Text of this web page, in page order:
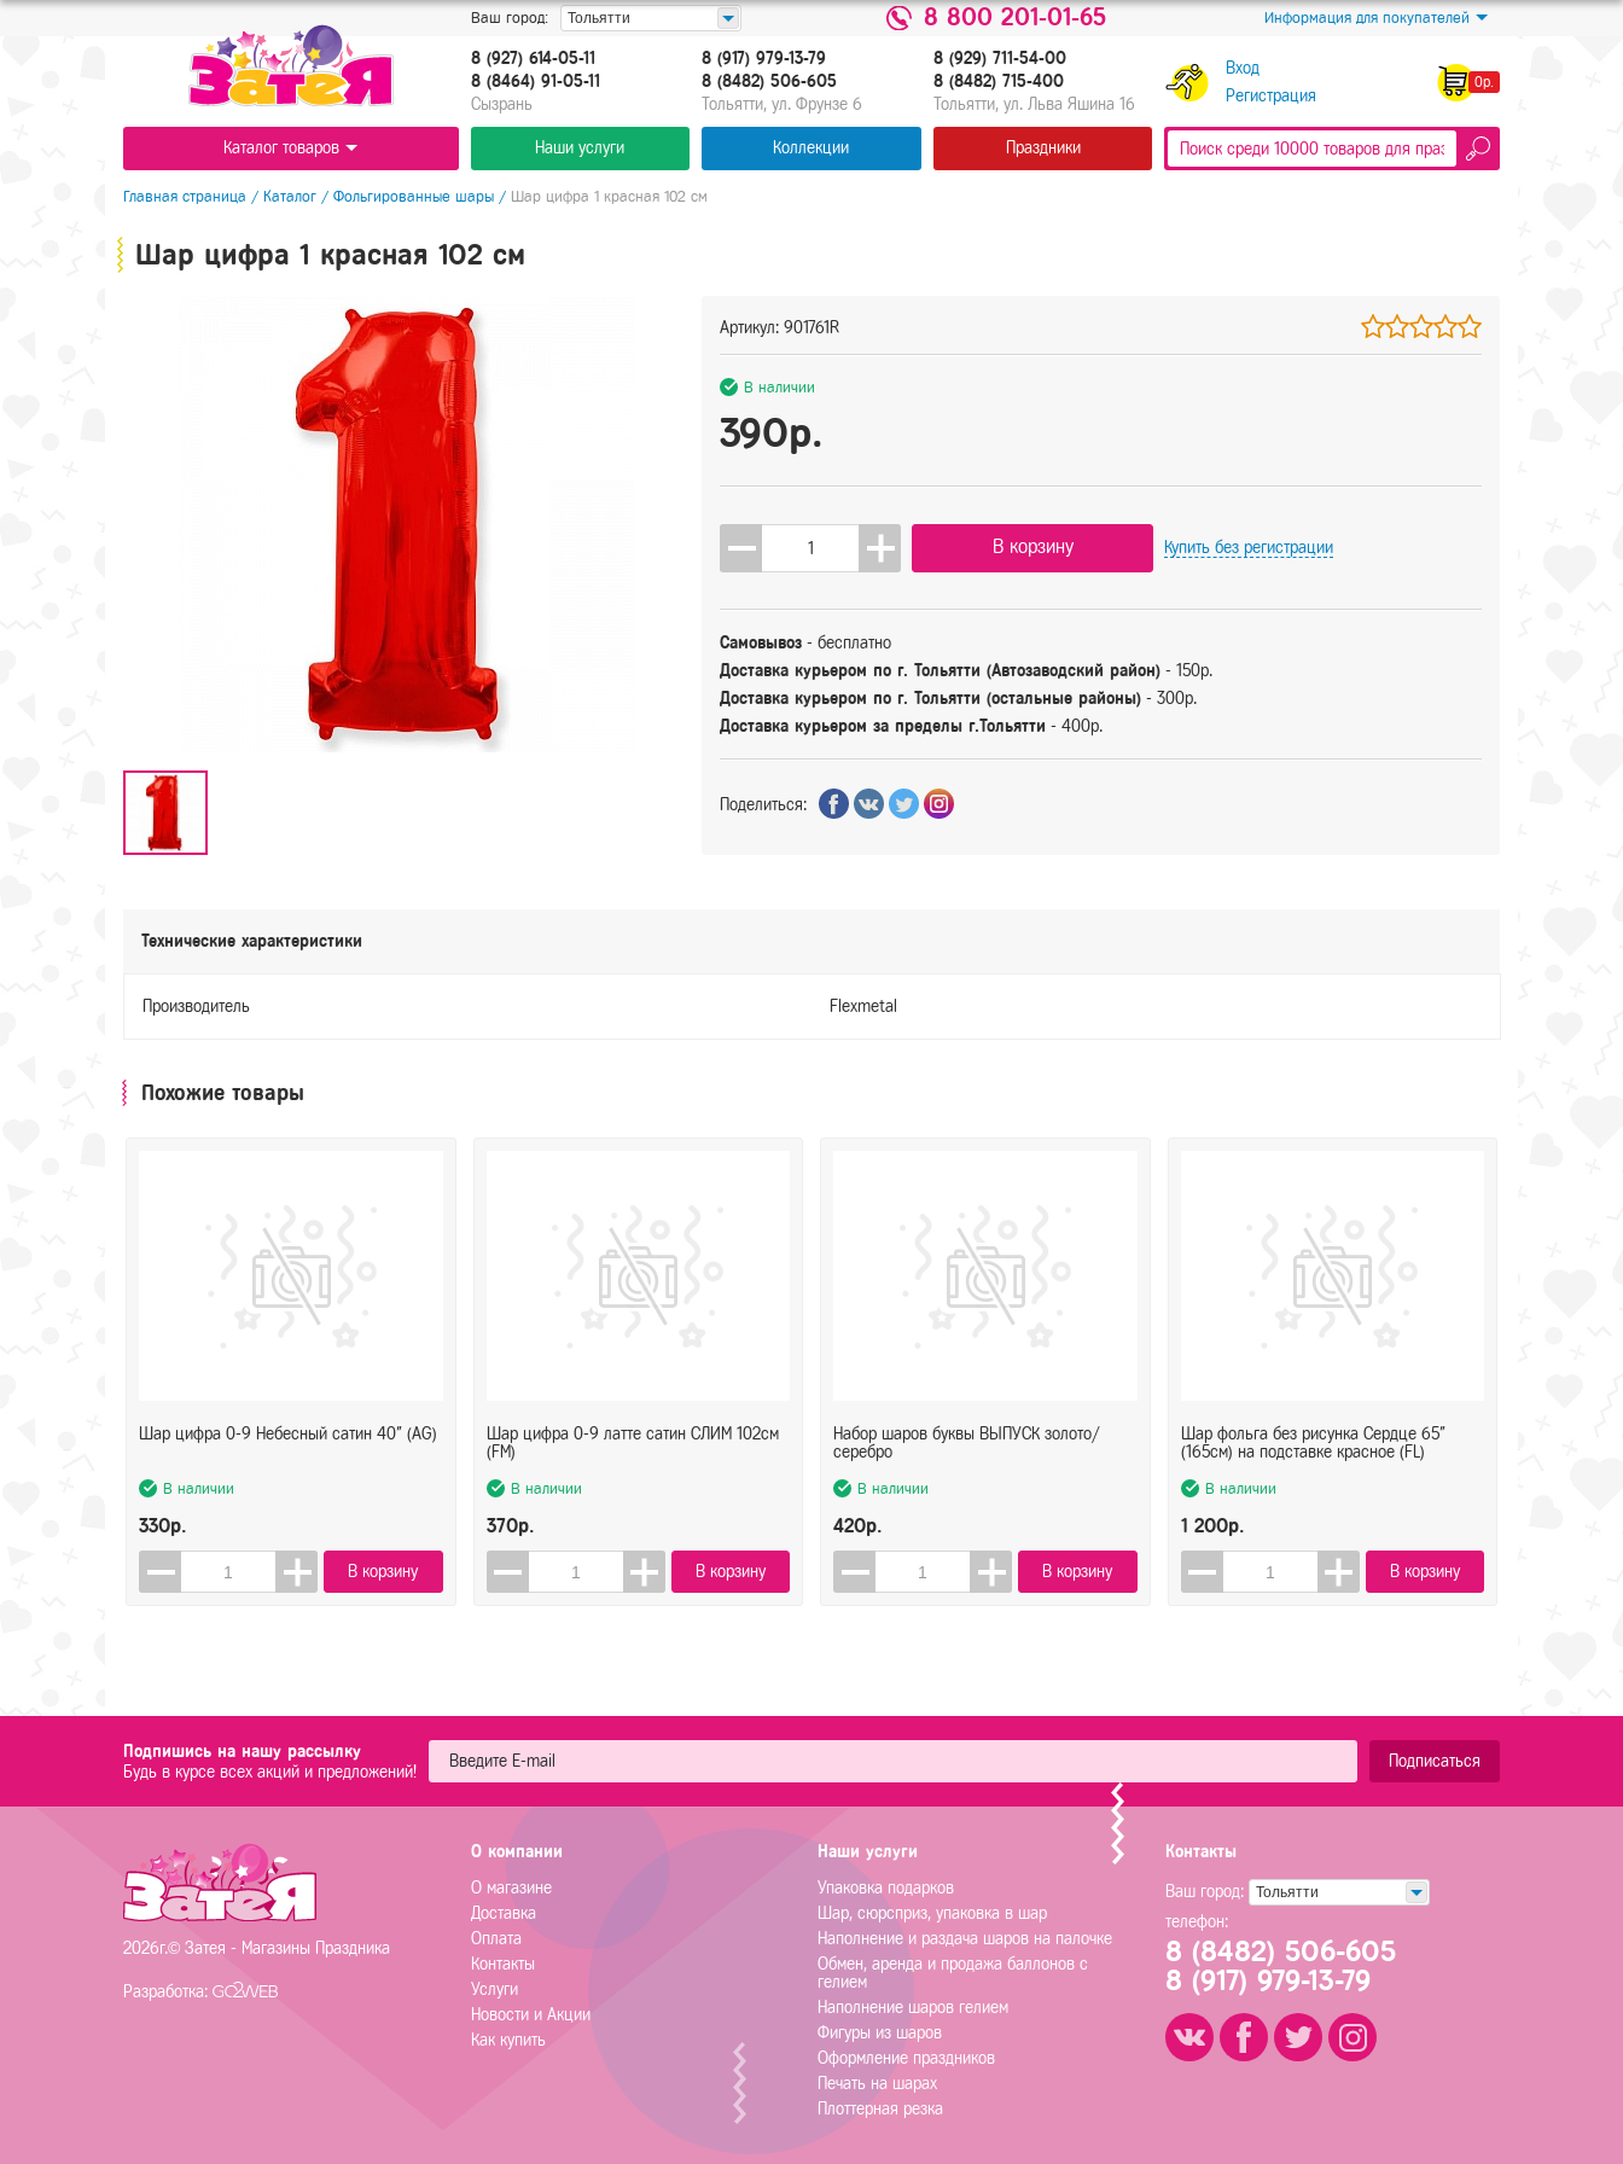
Ваш город: Тольятти 8 800 201-01-65 Информация для покупателей
8 (927) 614-05-11
8 (8464) 91-05-11
Cызрань
8 (917) 979-13-79
8 (8482) 506-605
Тольятти, ул. Фрунзе 6
8 (929) 711-54-00
8 (8482) 715-400
Тольятти, ул. Льва Яшина 16
Вход
Регистрация
0р.
Каталог товаров Наши услуги Коллекции Праздники
Главная страница / Каталог / Фольгированные шары / Шар цифра 1 красная 102 см
Шар цифра 1 красная 102 см
Артикул: 901761R
В наличии
390р.
В корзину Купить без регистрации
Самовывоз - бесплатно
Доставка курьером по г. Тольятти (Автозаводский район) - 150р.
Доставка курьером по г. Тольятти (остальные районы) - 300р.
Доставка курьером за пределы г.Тольятти - 400р.
Поделиться:
Технические характеристики
Производитель Flexmetal
Похожие товары
Шар цифра 0-9 Небесный сатин 40" (AG)
В наличии
330р.
В корзину
Шар цифра 0-9 латте сатин СЛИМ 102см
(FM)
В наличии
370р.
В корзину
Набор шаров буквы ВЫПУСК золото/
серебро
В наличии
420р.
В корзину
Шар фольга без рисунка Сердце 65"
(165см) на подставке красное (FL)
В наличии
1 200р.
В корзину
Подпишись на нашу рассылку
Будь в курсе всех акций и предложений!
Подписаться
Контакты
Ваш город: Тольятти
телефон:
8 (8482) 506-605
8 (917) 979-13-79
О компании
О магазине
Доставка
Оплата
Контакты
Услуги
Новости и Акции
Как купить
Наши услуги
Упаковка подарков
Шар, сюрсприз, упаковка в шар
Наполнение и раздача шаров на палочке
Обмен, аренда и продажа баллонов с
гелием
Наполнение шаров гелием
Фигуры из шаров
Оформление праздников
Печать на шарах
Плоттерная резка
2026г.© Затея - Магазины Праздника
Разработка: